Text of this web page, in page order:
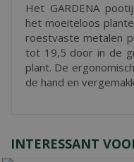
Het GARDENA
het moeiteloos
roestvaste metalen
tot 19,5 door in de
plant. De
de hand en
INTERESSANT